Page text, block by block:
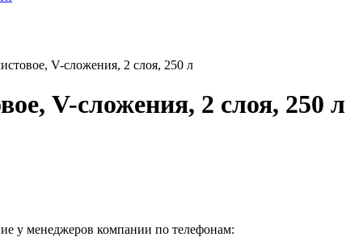
V-сложения, 2 слоя, 250 л
V-сложения, 2 слоя, 250 л
у менеджеров компании по телефонам: